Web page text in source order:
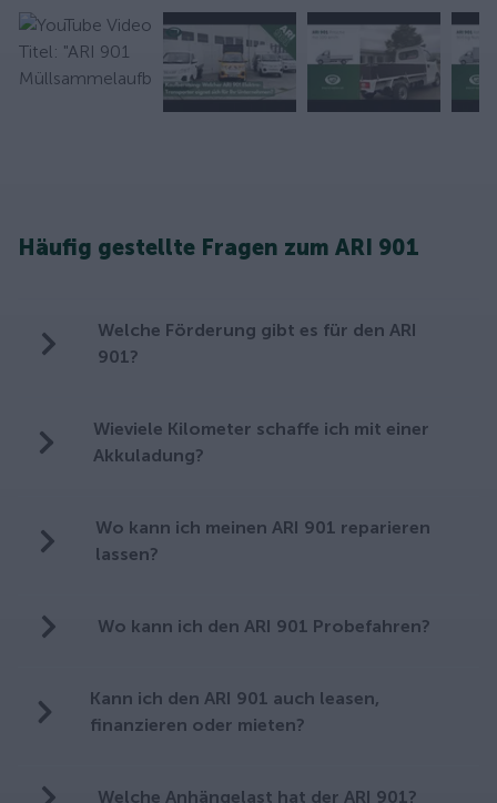
Häufig gestellte Fragen zum ARI 901
Welche Förderung gibt es für den ARI
901?
Wieviele Kilometer schaffe ich mit einer
Akkuladung?
Wo kann ich meinen ARI 901 reparieren
lassen?
Wo kann ich den ARI 901 Probefahren?
Kann ich den ARI 901 auch leasen,
finanzieren oder mieten?
Welche Anhängelast hat der ARI 901?